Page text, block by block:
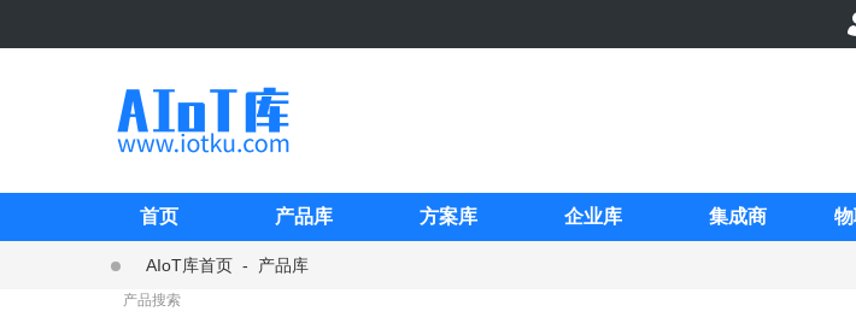
首页 产品库 方案库 企业库 集成商
AIoT库首页 -
产品库